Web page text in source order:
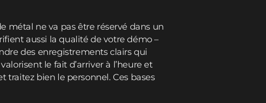
métal ne va pas être réservé dans un
aussi la qualité de votre démo –
des enregistrements clairs qui
le fait d’arriver à l’heure et
traitez bien le personnel. Ces bases